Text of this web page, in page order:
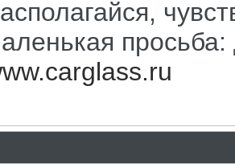
просьба: